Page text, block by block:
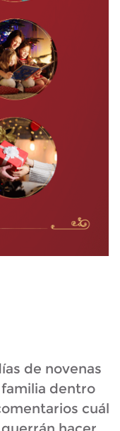
de novenas
dentro
cuál